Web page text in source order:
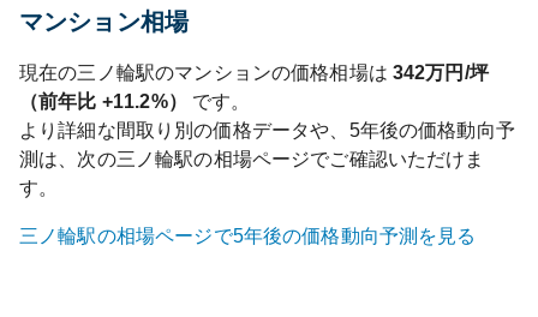
マンション相場
現在の三ノ輪駅のマンションの価格相場は 342万円/坪
（前年比 +11.2%）
です。
より詳細な間取り別の価格データや、5年後の価格動向予
測は、次の三ノ輪駅の相場ページでご確認いただけま
す。
三ノ輪駅の相場ページで5年後の価格動向予測を見る